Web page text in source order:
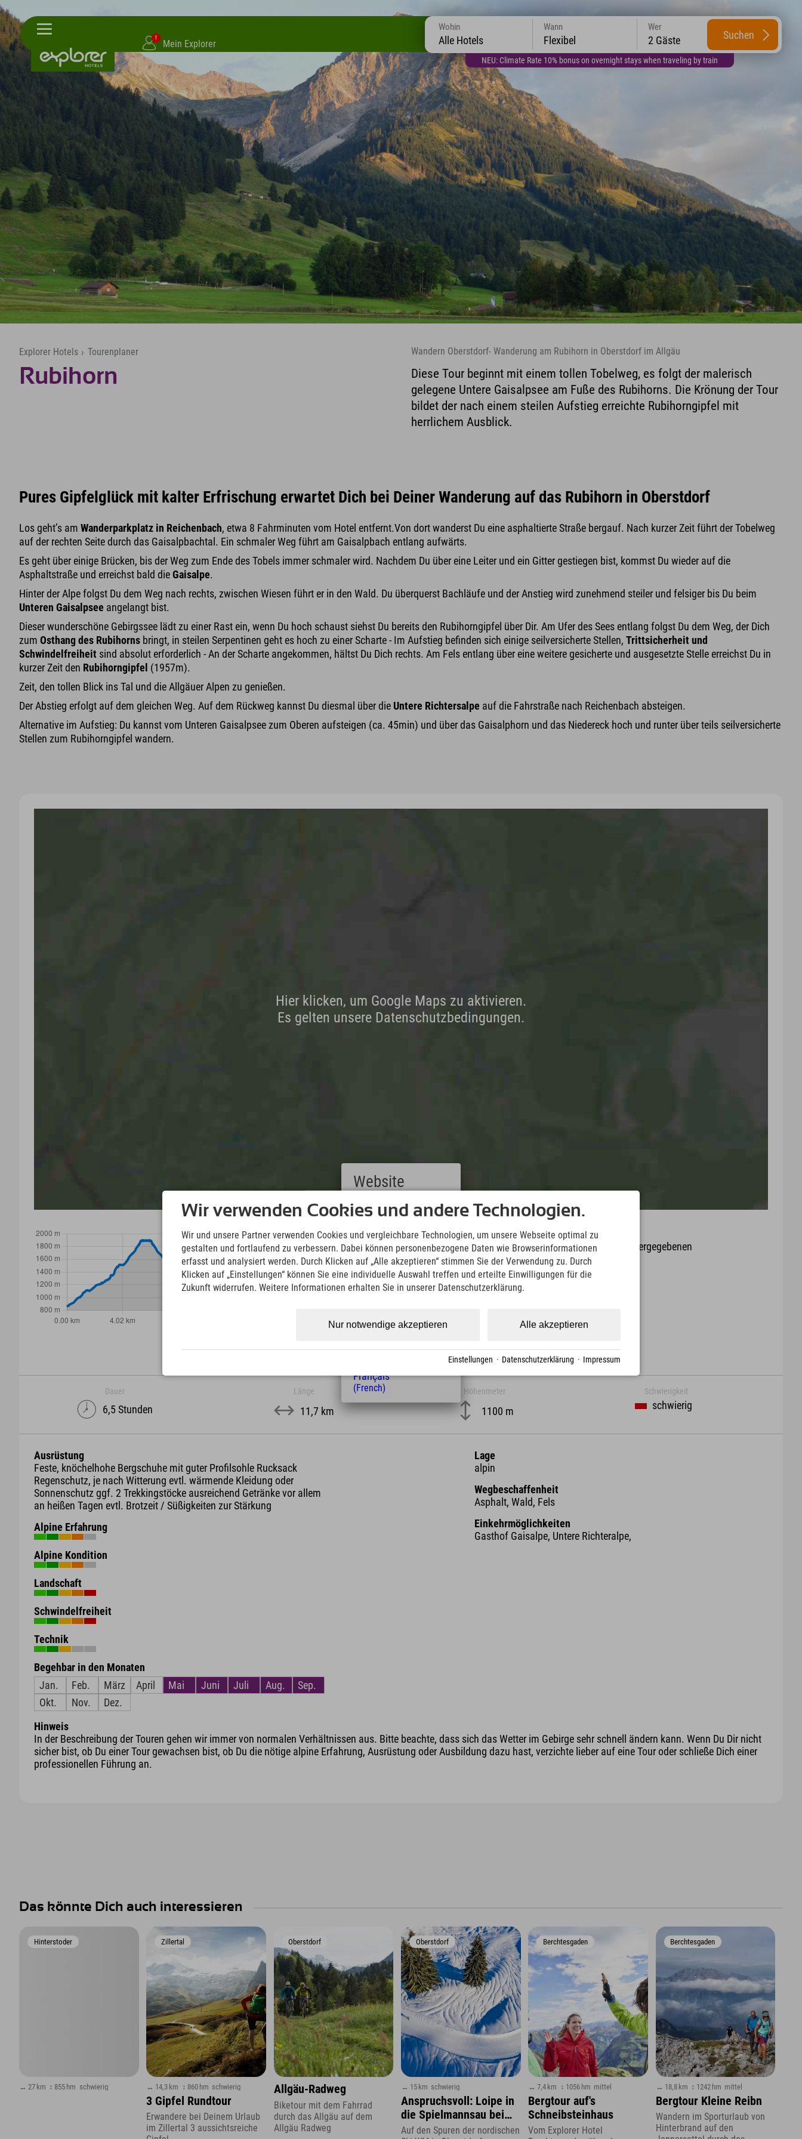
1
Mein Explorer
NEU: Climate Rate 10% bonus on overnight stays when traveling by train
Wohin
Alle Hotels
Wann
Flexibel
Wer
2 Gäste Suchen
Explorer Hotels › Tourenplaner
Rubihorn
Wandern Oberstdorf- Wanderung am Rubihorn in Oberstdorf im Allgäu
Diese Tour beginnt mit einem tollen Tobelweg, es folgt der malerisch
gelegene Untere Gaisalpsee am Fuße des Rubihorns. Die Krönung der Tour
bildet der nach einem steilen Aufstieg erreichte Rubihorngipfel mit
herrlichem Ausblick.
Pures Gipfelglück mit kalter Erfrischung erwartet Dich bei Deiner Wanderung auf das Rubihorn in Oberstdorf
Los geht’s am Wanderparkplatz in Reichenbach, etwa 8 Fahrminuten vom Hotel entfernt.Von dort wanderst Du eine asphaltierte Straße bergauf. Nach kurzer Zeit führt der Tobelweg
auf der rechten Seite durch das Gaisalpbachtal. Ein schmaler Weg führt am Gaisalpbach entlang aufwärts.
Es geht über einige Brücken, bis der Weg zum Ende des Tobels immer schmaler wird. Nachdem Du über eine Leiter und ein Gitter gestiegen bist, kommst Du wieder auf die
Asphaltstraße und erreichst bald dieGaisalpe.
Hinter der Alpe folgst Du dem Weg nach rechts, zwischen Wiesen führt er in den Wald. Du überquerst Bachläufe und der Anstieg wird zunehmend steiler und felsiger bis Du beim
Unteren Gaisalpsee angelangt bist.
Dieser wunderschöne Gebirgssee lädt zu einer Rast ein, wenn Du hoch schaust siehst Du bereits den Rubihorngipfel über Dir. Am Ufer des Sees entlang folgst Du dem Weg, der Dich
zum Osthang des Rubihorns bringt, in steilen Serpentinen geht es hoch zu einer Scharte - Im Aufstieg befinden sich einige seilversicherte Stellen, Trittsicherheit und
Schwindelfreiheit sind absolut erforderlich - An der Scharte angekommen, hältst Du Dich rechts. Am Fels entlang über eine weitere gesicherte und ausgesetzte Stelle erreichst Du in
kurzer Zeit den Rubihorngipfel (1957m).
Zeit, den tollen Blick ins Tal und die Allgäuer Alpen zu genießen.
Der Abstieg erfolgt auf dem gleichen Weg. Auf dem Rückweg kannst Du diesmal über die Untere Richtersalpe auf die Fahrstraße nach Reichenbach absteigen.
Alternative im Aufstieg: Du kannst vom Unteren Gaisalpsee zum Oberen aufsteigen (ca. 45min) und über das Gaisalphorn und das Niedereck hoch und runter über teils seilversicherte
Stellen zum Rubihorngipfel wandern.
Hier klicken, um Google Maps zu aktivieren.
Es gelten unsere Datenschutzbedingungen.
Downloads
Wir übernehmen keine Haftung für die Richtigkeit, Vollständigkeit oder Aktualität der wiedergegebenen
Informationen. Wir empfehlen die Mitnahme einer zusätzlichen Karte.
KML Download GPX Download
Dauer
6,5 Stunden
Länge
11,7 km
Höhenmeter
1100 m
Schwierigkeit
schwierig
Ausrüstung
Feste, knöchelhohe Bergschuhe mit guter Profilsohle Rucksack
Regenschutz, je nach Witterung evtl. wärmende Kleidung oder
Sonnenschutz ggf. 2 Trekkingstöcke ausreichend Getränke vor allem
an heißen Tagen evtl. Brotzeit / Süßigkeiten zur Stärkung
Alpine Erfahrung
Alpine Kondition
Landschaft
Schwindelfreiheit
Technik
Begehbar in den Monaten
Jan.
Feb. März April Mai Juni Juli Aug.
Sep.
Okt.
Nov. Dez.
Lage
alpin
Wegbeschaffenheit
Asphalt, Wald, Fels
Einkehrmöglichkeiten
Gasthof Gaisalpe, Untere Richteralpe,
Hinweis
In der Beschreibung der Touren gehen wir immer von normalen Verhältnissen aus. Bitte beachte, dass sich das Wetter im Gebirge sehr schnell ändern kann. Wenn Du Dir nicht
sicher bist, ob Du einer Tour gewachsen bist, ob Du die nötige alpine Erfahrung, Ausrüstung oder Ausbildung dazu hast, verzichte lieber auf eine Tour oder schließe Dich einer
professionellen Führung an.
Das könnte Dich auch interessieren
Hinterstoder
↔ 27 km ↕ 855 hm schwierig
Zillertal
↔ 14,3 km ↕ 860 hm schwierig
3 Gipfel Rundtour
Erwandere bei Deinem Urlaub
im Zillertal 3 aussichtsreiche
Oberstdorf
Allgäu-Radweg
Biketour mit dem Fahrrad
durch das Allgäu auf dem
Allgäu Radweg
Oberstdorf
↔ 15 km schwierig
Anspruchsvoll: Loipe in
die Spielmannsau bei
Oberstdorf
Auf den Spuren der nordischen
Berchtesgaden
↔ 7,4 km ↕ 1056 hm mittel
Bergtour auf's
Schneibsteinhaus
Vom Explorer Hotel
Berchtesgaden
↔ 18,8 km ↕ 1242 hm mittel
Bergtour Kleine Reibn
Wandern im Sporturlaub von
Hinterbrand auf den
Wir verwenden Cookies und andere Technologien.
Wir und unsere Partner verwenden Cookies und vergleichbare Technologien, um unsere Webseite optimal zu
gestalten und fortlaufend zu verbessern. Dabei können personenbezogene Daten wie Browserinformationen
erfasst und analysiert werden. Durch Klicken auf „Alle akzeptieren“ stimmen Sie der Verwendung zu. Durch
Klicken auf „Einstellungen“ können Sie eine individuelle Auswahl treffen und erteilte Einwilligungen für die
Zukunft widerrufen. Weitere Informationen erhalten Sie in unserer Datenschutzerklärung.
Alle akzeptieren
Nur notwendige akzeptieren
Einstellungen · Datenschutzerklärung · Impressum
Website
Deutsch
(German)
English
(English)
Italiano
(Italian)
Čeština
(Czech)
Magyar
Nederlands
Français
(French)